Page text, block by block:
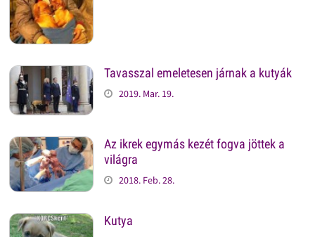
Tavasszal emeletesen járnak a kutyák
2019. Mar. 19.
Az ikrek egymás kezét fogva jöttek a
világra
2018. Feb. 28.
Kutya